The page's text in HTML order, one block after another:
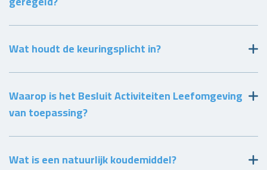
Wat houdt de keuringsplicht in?
Waarop is het Besluit Activiteiten Leefomgeving
van toepassing?
Wat is een natuurlijk koudemiddel?